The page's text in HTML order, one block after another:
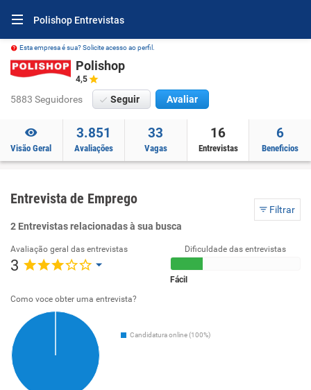
Polishop Entrevistas
Esta empresa é sua? Solicite acesso ao perfil.
Polishop
4,5
5883 Seguidores Seguir Avaliar
Visão Geral
3.851
Avaliações
33
Vagas
16
Entrevistas
6
Beneficios
Entrevista de Emprego
Filtrar
2 Entrevistas relacionadas à sua busca
Avaliação geral das entrevistas
3
Dificuldade das entrevistas
Fácil
Como voce obter uma entrevista?
Candidatura online (100%)